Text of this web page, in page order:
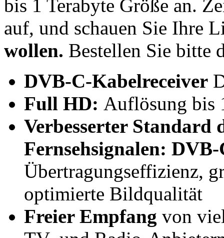
bis 1 Terabyte Größe an.
auf, und schauen Sie Ihre
wollen. Bestellen Sie bitte
DVB-C-Kabelreceiver
Full HD: Auflösung bis
Verbesserter Standard
Fernsehsignalen: DVB-
Übertragungseffizienz,
optimierte Bildqualität
Freier Empfang von